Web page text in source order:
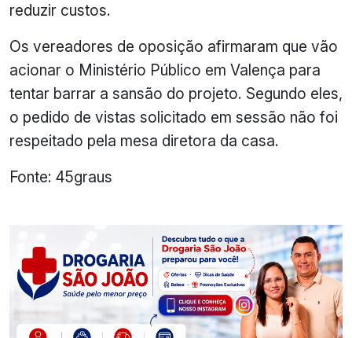
reduzir custos.
Os vereadores de oposição afirmaram que vão
acionar o Ministério Público em Valença para
tentar barrar a sansão do projeto. Segundo eles,
o pedido de vistas solicitado em sessão não foi
respeitado pela mesa diretora da casa.
Fonte: 45graus